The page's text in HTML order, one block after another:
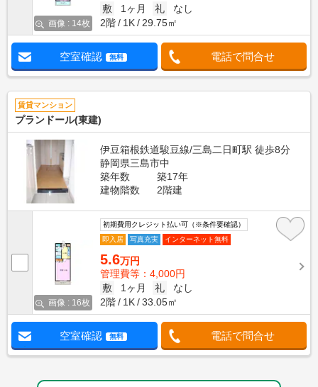
画像 : 14枚
敷
1ヶ月 礼
なし
2階
1K 29.75㎡
空室確認 無料 電話で問合せ
賃貸マンション
プランドール(東建)
伊豆箱根鉄道駿豆線/三島二日町駅 徒歩8分
静岡県三島市中
築年数
築17年
建物階数
2階建
画像 : 16枚
初期費用クレジット払い可（※条件要確認）
即入居
写真充実 インターネット無料
5.6万円
管理費等：4,000円
敷
1ヶ月 礼
なし
2階
1K 33.05㎡
空室確認 無料 電話で問合せ